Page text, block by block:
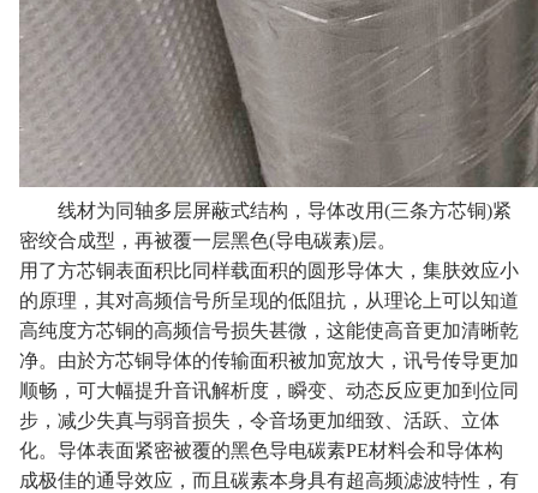
线材为同轴多层屏蔽式结构，导体改用(三条方芯铜)紧
密绞合成型，再被覆一层黑色(导电碳素)层。
用了方芯铜表面积比同样载面积的圆形导体大，集肤效应小
的原理，其对高频信号所呈现的低阻抗，从理论上可以知道
高纯度方芯铜的高频信号损失甚微，这能使高音更加清晰乾
净。由於方芯铜导体的传输面积被加宽放大，讯号传导更加
顺畅，可大幅提升音讯解析度，瞬变、动态反应更加到位同
步，减少失真与弱音损失，令音场更加细致、活跃、立体
化。导体表面紧密被覆的黑色导电碳素PE材料会和导体构
成极佳的通导效应，而且碳素本身具有超高频滤波特性，有